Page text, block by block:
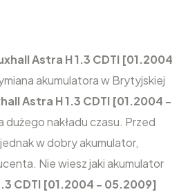
Astra H 1.3 CDTI [01.2004
akumulatora w Brytyjskiej
Astra H 1.3 CDTI [01.2004 -
dużego nakładu czasu. Przed
w dobry akumulator,
Nie wiesz jaki akumulator
CDTI [01.2004 - 05.2009]